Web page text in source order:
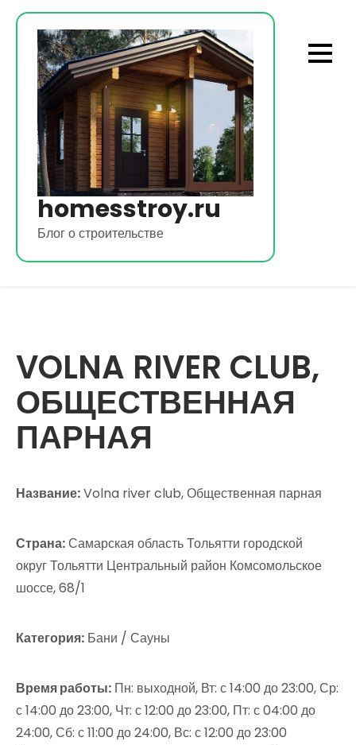
Перейти
содержимому
homesstroy.ru
Блог о строительстве
VOLNA RIVER CLUB,
ОБЩЕСТВЕННАЯ
ПАРНАЯ
Название:Volna river club, Общественная парная
Страна:Самарская область Тольятти городской
округ Тольятти Центральный район Комсомольское
шоссе, 68/1
Категория: Бани / Сауны
Время работы: Пн: выходной, Вт: с 14:00 до 23:00, Ср:
с 14:00 до 23:00, Чт: с 12:00 до 23:00, Пт: с 04:00 до
24:00, Сб: с 11:00 до 24:00, Вс: с 12:00 до 23:00